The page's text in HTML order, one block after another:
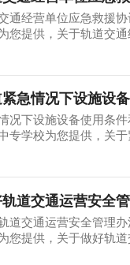
通经营单位应急救援
您提供，关于轨道交
交通经营单位应急救
况下设施设备使用条
专学校为您提供，关
对您有所帮助，请阅
条件和操作方法
道交通运营安全
道交通运营安全管理
您提供，关于做好轨